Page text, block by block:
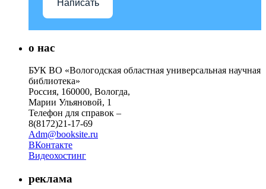
Написать
о нас
БУК ВО «Вологодская областная универсальная научная
библиотека»
Россия, 160000, Вологда,
Марии Ульяновой, 1
Телефон для справок –
8(8172)21-17-69
Adm@booksite.ru
ВКонтакте
Видеохостинг
реклама